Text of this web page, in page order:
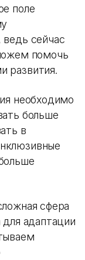
поле
сейчас
помочь
развития.
необходимо
больше
в
сфера
адаптации